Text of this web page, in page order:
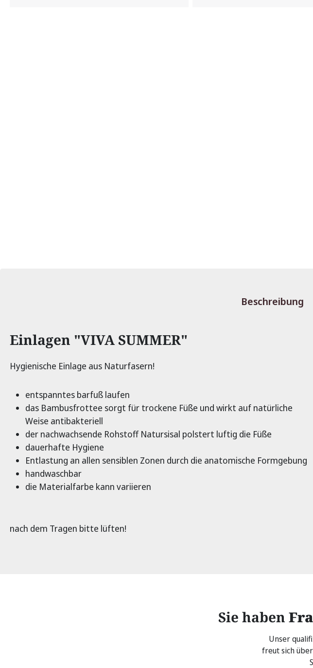
Beschreibung
Produktinformationen
Einlagen "VIVA SUMMER"
Hygienische Einlage aus Naturfasern!
entspanntes barfuß laufen
das Bambusfrottee sorgt für trockene Füße und wirkt auf natürliche
Weise antibakteriell
der nachwachsende Rohstoff Natursisal polstert luftig die Füße
dauerhafte Hygiene
Entlastung an allen sensiblen Zonen durch die anatomische Formgebung
handwaschbar
die Materialfarbe kann variieren
nach dem Tragen bitte lüften!
Sie haben
Unser
freut sich